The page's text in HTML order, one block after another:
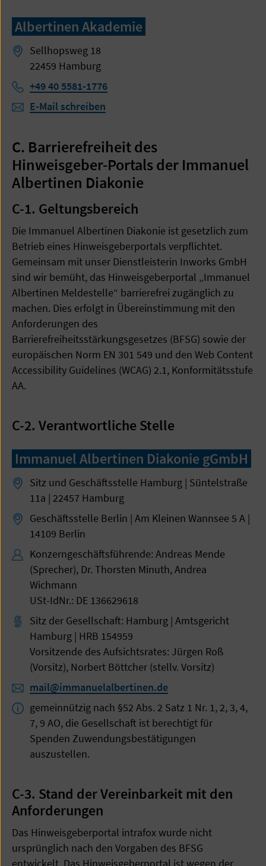
Albertinen Akademie
Sellhopsweg 18
22459 Hamburg
Telefon:
+49 40 5581-1776
E-Mail schreiben
C. Barrierefreiheit des
Hinweisgeber-Portals der Immanuel
Albertinen Diakonie
C-1. Geltungsbereich
Die Immanuel Albertinen Diakonie ist gesetzlich zum
Betrieb eines Hinweisgeberportals verpflichtet.
Gemeinsam mit unser Dienstleisterin Inworks GmbH
sind wir bemüht, das Hinweisgeberportal „Immanuel
Albertinen Meldestelle“ barrierefrei zugänglich zu
machen. Dies erfolgt in Übereinstimmung mit den
Anforderungen des
Barrierefreiheitsstärkungsgesetzes (BFSG) sowie der
europäischen Norm EN 301 549 und den Web Content
Accessibility Guidelines (WCAG) 2.1, Konformitätsstufe
AA.
C-2. Verantwortliche Stelle
Immanuel Albertinen Diakonie gGmbH
Sitz und Geschäftsstelle Hamburg | Süntelstraße
11a | 22457 Hamburg
Geschäftsstelle Berlin | Am Kleinen Wannsee 5 A |
14109 Berlin
Konzerngeschäftsführende: Andreas Mende
(Sprecher), Dr. Thorsten Minuth, Andrea
Wichmann
USt-IdNr.: DE 136629618
Sitz der Gesellschaft: Hamburg | Amtsgericht
Hamburg | HRB 154959
Vorsitzende des Aufsichtsrates: Jürgen Roß
(Vorsitz), Norbert Böttcher (stellv. Vorsitz)
mail@immanuelalbertinen.de
gemeinnützig nach §52 Abs. 2 Satz 1 Nr. 1, 2, 3, 4,
7, 9 AO, die Gesellschaft ist berechtigt für
Spenden Zuwendungsbestätigungen
auszustellen.
C-3. Stand der Vereinbarkeit mit den
Anforderungen
Das Hinweisgeberportal intrafox wurde nicht
ursprünglich nach den Vorgaben des BFSG